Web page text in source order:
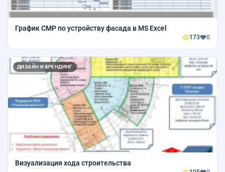
График СМР по устройству фасада в MS Excel
173 0
ДИЗАЙН И БРЕНДИНГ
Визуализация хода строительства